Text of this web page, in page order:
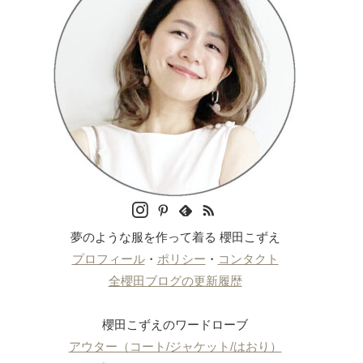
夢のような服を作って着る 櫻田こずえ
プロフィール・ ポリシー ・ コンタクト
全櫻田ブログの更新履歴
櫻田こずえのワードローブ
アウター（コート/ジャケット/はおり）